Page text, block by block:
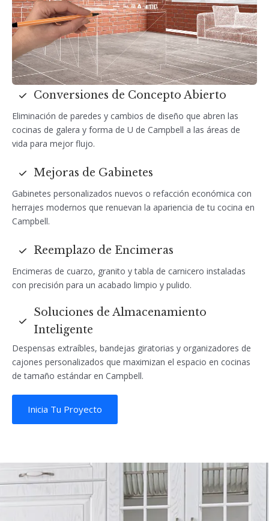
Conversiones de Concepto Abierto
Eliminación de paredes y cambios de diseño que abren las
cocinas de galera y forma de U de Campbell a las áreas de
vida para mejor flujo.
Mejoras de Gabinetes
Gabinetes personalizados nuevos o refacción económica con
herrajes modernos que renuevan la apariencia de tu cocina en
Campbell.
Reemplazo de Encimeras
Encimeras de cuarzo, granito y tabla de carnicero instaladas
con precisión para un acabado limpio y pulido.
Soluciones de Almacenamiento
Inteligente
Despensas extraíbles, bandejas giratorias y organizadores de
cajones personalizados que maximizan el espacio en cocinas
de tamaño estándar en Campbell.
Inicia Tu Proyecto